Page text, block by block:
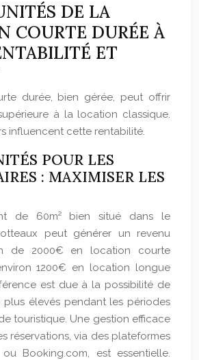
DE LA
COURTE DURÉE À
ET
durée, bien gérée, peut offrir
à la location classique.
influencent cette rentabilité.
POUR LES
: MAXIMISER LES
de 60m² bien situé dans le
peut générer un revenu
de 2000€ en location courte
1200€ en location longue
est due à la possibilité de
élevés pendant les périodes
touristique. Une gestion efficace
réservations, via des plateformes
Booking.com, est essentielle.